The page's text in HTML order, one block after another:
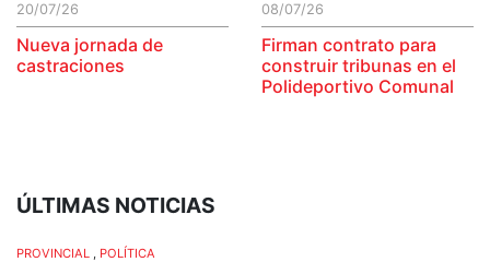
20/07/26
Nueva jornada de
castraciones
08/07/26
Firman contrato para
construir tribunas en el
Polideportivo Comunal
ÚLTIMAS NOTICIAS
PROVINCIAL , POLÍTICA